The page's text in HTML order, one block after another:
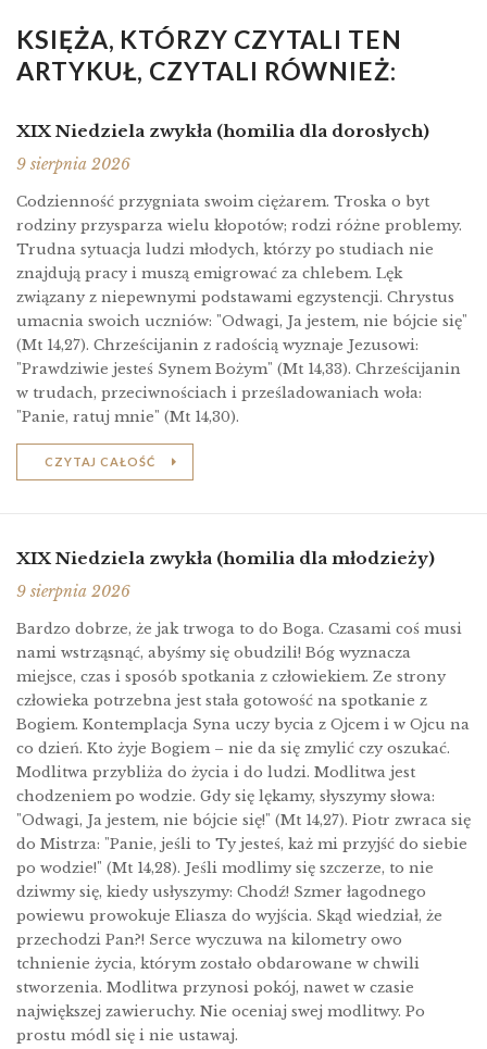
KSIĘŻA, KTÓRZY CZYTALI TEN
ARTYKUŁ, CZYTALI RÓWNIEŻ:
XIX Niedziela zwykła (homilia dla dorosłych)
9 sierpnia 2026
Codzienność przygniata swoim ciężarem. Troska o byt
rodziny przysparza wielu kłopotów; rodzi różne problemy.
Trudna sytuacja ludzi młodych, którzy po studiach nie
znajdują pracy i muszą emigrować za chlebem. Lęk
związany z niepewnymi podstawami egzystencji. Chrystus
umacnia swoich uczniów: "Odwagi, Ja jestem, nie bójcie się"
(Mt 14,27). Chrześcijanin z radością wyznaje Jezusowi:
"Prawdziwie jesteś Synem Bożym" (Mt 14,33). Chrześcijanin
w trudach, przeciwnościach i prześladowaniach woła:
"Panie, ratuj mnie" (Mt 14,30).
CZYTAJ CAŁOŚĆ
XIX Niedziela zwykła (homilia dla młodzieży)
9 sierpnia 2026
Bardzo dobrze, że jak trwoga to do Boga. Czasami coś musi
nami wstrząsnąć, abyśmy się obudzili! Bóg wyznacza
miejsce, czas i sposób spotkania z człowiekiem. Ze strony
człowieka potrzebna jest stała gotowość na spotkanie z
Bogiem. Kontemplacja Syna uczy bycia z Ojcem i w Ojcu na
co dzień. Kto żyje Bogiem – nie da się zmylić czy oszukać.
Modlitwa przybliża do życia i do ludzi. Modlitwa jest
chodzeniem po wodzie. Gdy się lękamy, słyszymy słowa:
"Odwagi, Ja jestem, nie bójcie się!" (Mt 14,27). Piotr zwraca się
do Mistrza: "Panie, jeśli to Ty jesteś, każ mi przyjść do siebie
po wodzie!" (Mt 14,28). Jeśli modlimy się szczerze, to nie
dziwmy się, kiedy usłyszymy: Chodź! Szmer łagodnego
powiewu prowokuje Eliasza do wyjścia. Skąd wiedział, że
przechodzi Pan?! Serce wyczuwa na kilometry owo
tchnienie życia, którym zostało obdarowane w chwili
stworzenia. Modlitwa przynosi pokój, nawet w czasie
największej zawieruchy. Nie oceniaj swej modlitwy. Po
prostu módl się i nie ustawaj.